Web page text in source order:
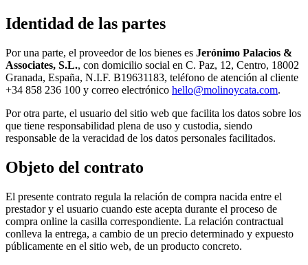
Identidad de las partes
Por una parte, el proveedor de los bienes es Jerónimo Palacios &
Associates, S.L., con domicilio social en C. Paz, 12, Centro, 18002
Granada, España, N.I.F. B19631183, teléfono de atención al cliente
+34 858 236 100 y correo electrónico hello@molinoycata.com.
Por otra parte, el usuario del sitio web que facilita los datos sobre los
que tiene responsabilidad plena de uso y custodia, siendo
responsable de la veracidad de los datos personales facilitados.
Objeto del contrato
El presente contrato regula la relación de compra nacida entre el
prestador y el usuario cuando este acepta durante el proceso de
compra online la casilla correspondiente. La relación contractual
conlleva la entrega, a cambio de un precio determinado y expuesto
públicamente en el sitio web, de un producto concreto.